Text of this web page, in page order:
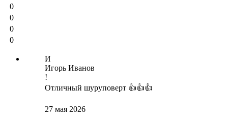
0
0
0
0
И
Игорь Иванов
!
Отличный шуруповерт 👍👍👍
27 мая 2026